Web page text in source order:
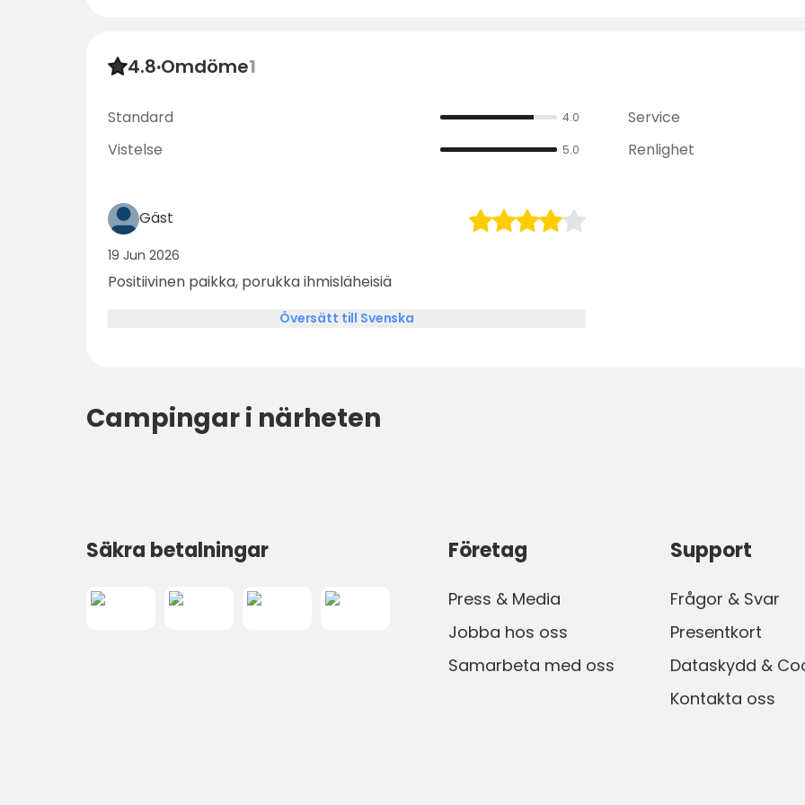
4.8·Omdöme1
Standard 4.0 Service
Vistelse 5.0 Renlighet
Gäst
19 Jun 2026
Positiivinen paikka, porukka ihmisläheisiä
Översätt till Svenska
Campingar i närheten
Säkra betalningar Företag
Press & Media
Jobba hos oss
Samarbeta med oss
Support
Frågor & Svar
Presentkort
Dataskydd &
Kontakta oss